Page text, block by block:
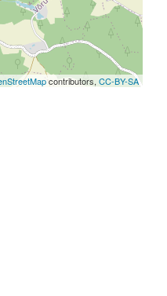
contributors, CC-BY-SA